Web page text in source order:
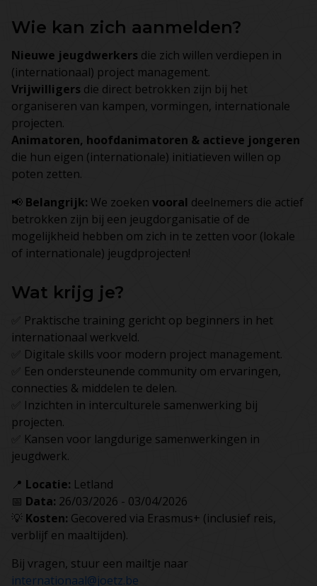
Wie kan zich aanmelden?
Nieuwe jeugdwerkers die zich willen verdiepen in
(internationaal) project management.
Vrijwilligers die direct betrokken zijn bij het
organiseren van kampen, vormingen, internationale
projecten.
Animatoren, hoofdanimatoren & actieve jongeren
die hun eigen (internationale) initiatieven willen op
poten zetten.
📢 Belangrijk: We zoeken vooral deelnemers die actief
betrokken zijn bij een jeugdorganisatie of de
mogelijkheid hebben om zich in te zetten voor (lokale
of internationale) jeugdprojecten!
Wat krijg je?
✅ Praktische training gericht op beginners in het
internationaal werkveld.
✅ Digitale skills voor modern project management.
✅ Een ondersteunende community om ervaringen,
connecties & middelen te delen.
✅ Inzichten in interculturele samenwerking bij
projecten.
✅ Kansen voor langdurige samenwerkingen in
jeugdwerk.
📍 Locatie: Letland
📅 Data: 26/03/2026 - 03/04/2026
💡 Kosten: Gecovered via Erasmus+ (inclusief reis,
verblijf en maaltijden).
Bij vragen, stuur een mailtje naar
internationaal@joetz.be